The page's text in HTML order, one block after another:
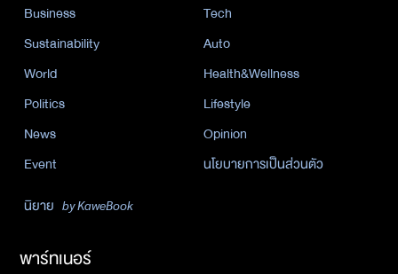
Business
Tech
Sustainability
Auto
World
Health&Wellness
Politics
Lifestyle
News
Opinion
Event
นโยบายการเป็นส่วนตัว
นิยาย by KaweBook
พาร์ทเนอร์